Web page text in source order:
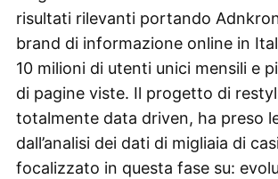
risultati rilevanti portando
brand di informazione online in
10 milioni di utenti unici mensili e
di pagine viste. Il progetto di
totalmente data driven, ha preso
dall’analisi dei dati di migliaia di
focalizzato in questa fase su: